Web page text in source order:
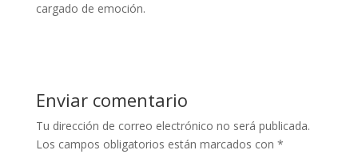
cargado de emoción.
Enviar comentario
Tu dirección de correo electrónico no será publicada.
Los campos obligatorios están marcados con *